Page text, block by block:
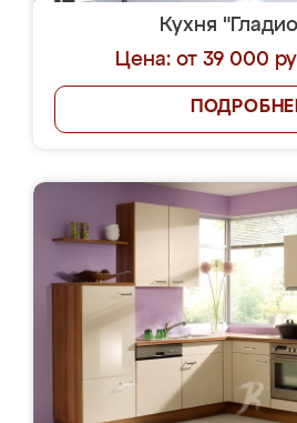
Кухня
Цена: от 39 000